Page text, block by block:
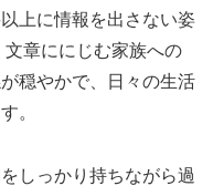
上に情報を出さない姿
章ににじむ家族への
穏やかで、日々の生活
。
しっかり持ちながら過